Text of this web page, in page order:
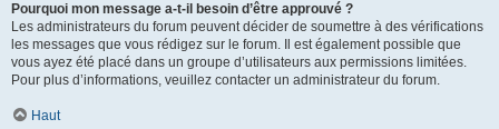
Pourquoi mon message a-t-il besoin d’être approuvé ?
Les administrateurs du forum peuvent décider de soumettre à des vérifications
les messages que vous rédigez sur le forum. Il est également possible que
vous ayez été placé dans un groupe d’utilisateurs aux permissions limitées.
Pour plus d’informations, veuillez contacter un administrateur du forum.
Haut